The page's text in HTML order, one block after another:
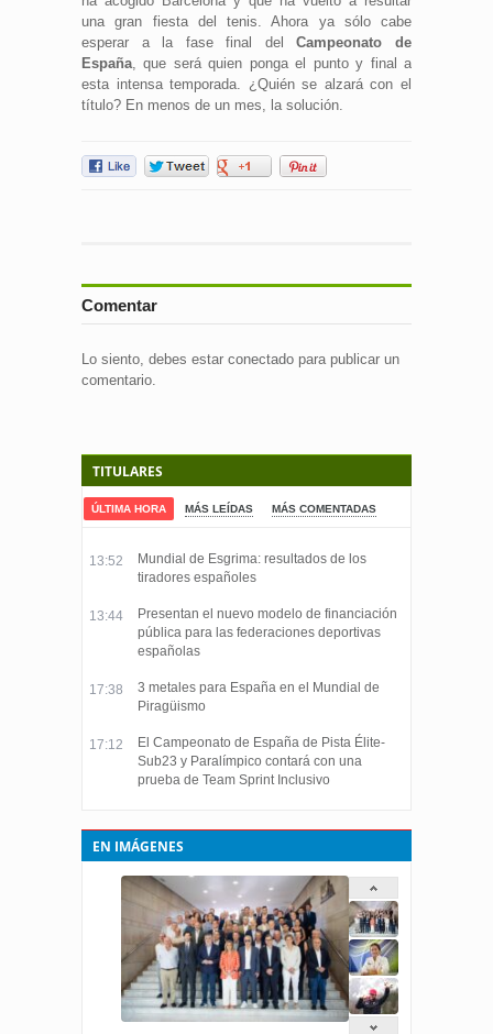
una gran fiesta del tenis. Ahora ya sólo cabe
esperar a la fase final delCampeonato de
España, que será quien ponga el punto y final a
esta intensa temporada. ¿Quién se alzará con el
título? En menos de un mes, la solución.
Comentar
Lo siento, debes estar conectado para publicar un
comentario.
TITULARES
ÚLTIMA HORA MÁS LEÍDAS MÁS COMENTADAS
13:52
Mundial de Esgrima: resultados de los
tiradores españoles
13:44
Presentan el nuevo modelo de financiación
pública para las federaciones deportivas
españolas
17:38
3 metales para España en el Mundial de
Piragüismo
17:12
El Campeonato de España de Pista Élite-
Sub23 y Paralímpico contará con una
prueba de Team Sprint Inclusivo
EN IMÁGENES